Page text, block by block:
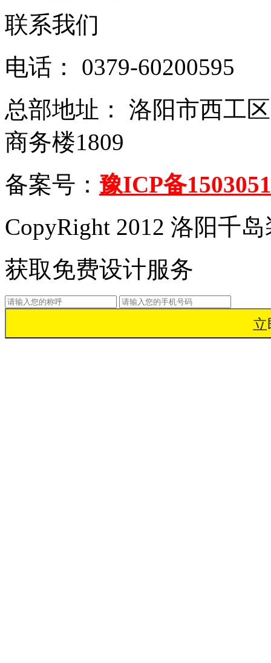
联系我们
电话： 0379-
总部地址： 洛阳市西工
商务楼1809
备案号： 豫ICP备
CopyRight 2012 洛阳千
获取免费设计服务